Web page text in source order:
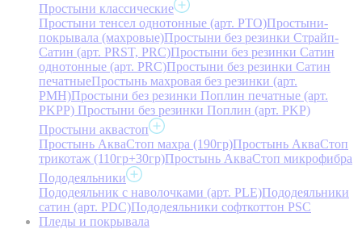
Простыни классические
Простыни тенсел однотонные (арт. PTO)Простыни-
покрывала (махровые)Простыни без резинки Страйп-
Сатин (арт. PRST, PRC)Простыни без резинки Сатин
однотонные (арт. PRC)Простыни без резинки Сатин
печатныеПростынь махровая без резинки (арт.
PMH)Простыни без резинки Поплин печатные (арт.
PKPP) Простыни без резинки Поплин (арт. PKP)
Простыни аквастоп
Простынь АкваСтоп махра (190гр)Простынь АкваСтоп
трикотаж (110гр+30гр)Простынь АкваСтоп микрофибра
Пододеяльники
Пододеяльник с наволочками (арт. PLE)Пододеяльники
сатин (арт. PDC)Пододеяльники софткоттон PSC
Пледы и покрывала